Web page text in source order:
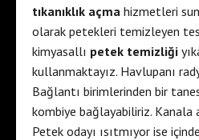
tıkanıklık açma hizmetleri
olarak petekleri temizleyen
kimyasallı petek temizliği
kullanmaktayız. Havlupanı
Bağlantı birimlerinden bir
kombiye bağlayabiliriz. Kanala
Petek odayı ısıtmıyor ise